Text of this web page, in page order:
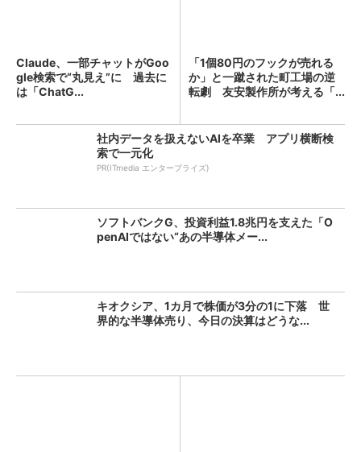
Claude、一部チャットがGoo
gle検索で“丸見え”に 過去に
は「ChatG...
「1個80円のフックが売れる
か」と一蹴された町工場の逆
転劇 友安製作所が考える「...
社内データを扱えないAIを卒業 アプリ横断検
索で一元化
PR(ITmedia エンタープライズ)
ソフトバンクG、投資利益1.8兆円を支えた「O
penAIではない“あの半導体メー...
キオクシア、1カ月で株価が3分の1に下落 世
界的な半導体売り、今日の決算はどうな...